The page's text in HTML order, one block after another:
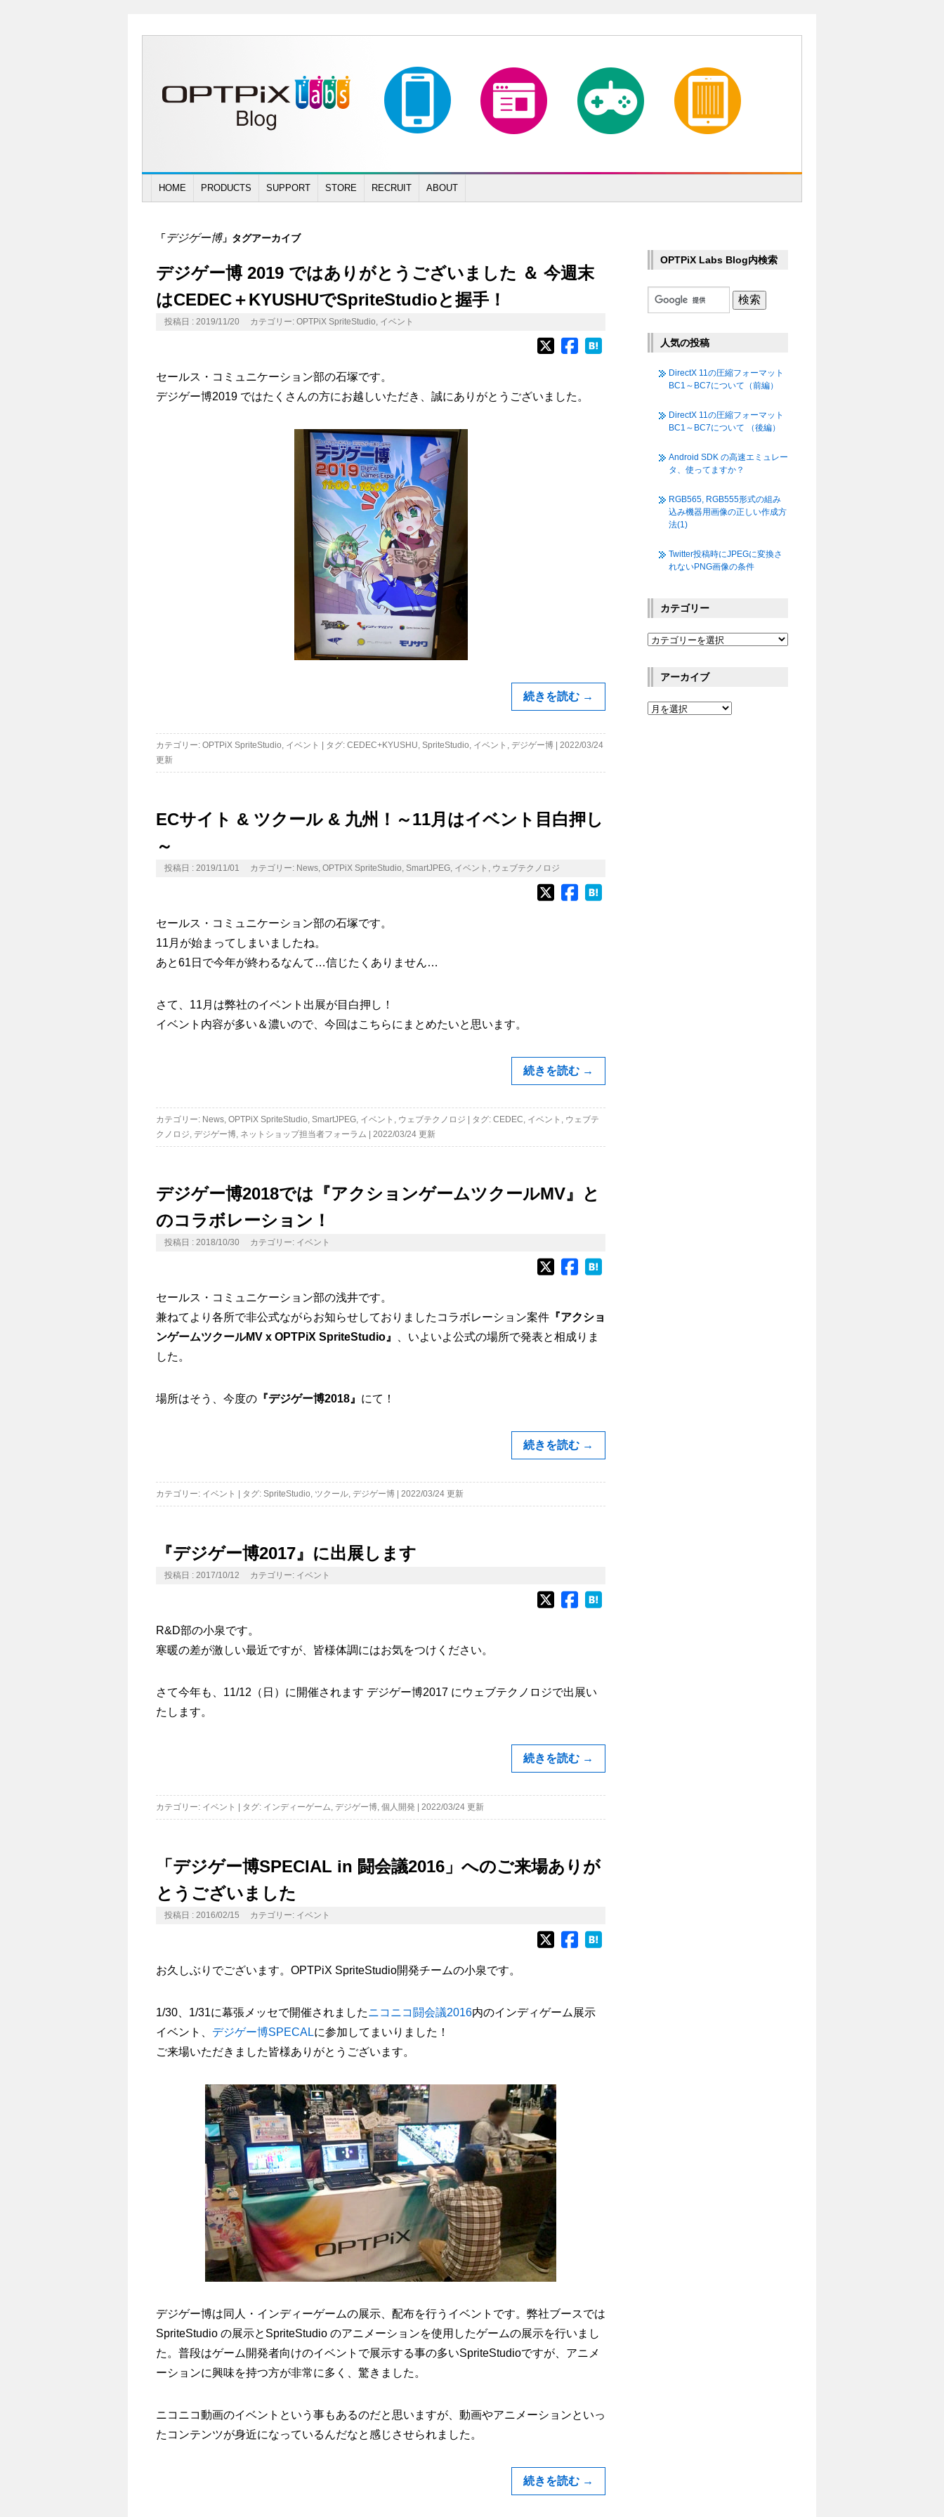
HOME PRODUCTS SUPPORT STORE RECRUIT ABOUT
「デジゲー博」タグアーカイブ
デジゲー博 2019 ではありがとうございました ＆ 今週末
はCEDEC＋KYUSHUでSpriteStudioと握手！
投稿日 : 2019/11/20 カテゴリー: OPTPiX SpriteStudio, イベント
セールス・コミュニケーション部の石塚です。
デジゲー博2019 ではたくさんの方にお越しいただき、誠にありがとうございました。
続きを読む →
カテゴリー: OPTPiX SpriteStudio, イベント タグ: CEDEC+KYUSHU, SpriteStudio, イベント , デジゲー博
2022/03/24
更新
ECサイト & ツクール & 九州！～11月はイベント目白押し
～
投稿日 : 2019/11/01 カテゴリー: News, OPTPiX SpriteStudio, SmartJPEG, イベント , ウェブテクノロジ
セールス・コミュニケーション部の石塚です。
11月が始まってしまいましたね。
あと61日で今年が終わるなんて…信じたくありません…
さて、11月は弊社のイベント出展が目白押し！
イベント内容が多い＆濃いので、今回はこちらにまとめたいと思います。
続きを読む →
カテゴリー: News, OPTPiX SpriteStudio, SmartJPEG, イベント , ウェブテクノロジ タグ: CEDEC, イベント , ウェブテ
クノロジ, デジゲー博, ネットショップ担当者フォーラム 2022/03/24 更新
デジゲー博2018では『アクションゲームツクールMV』と
のコラボレーション！
投稿日 : 2018/10/30 カテゴリー: イベント
セールス・コミュニケーション部の浅井です。
兼ねてより各所で非公式ながらお知らせしておりましたコラボレーション案件 『アクショ
ンゲームツクールMV x OPTPiX SpriteStudio』
、いよいよ公式の場所で発表と相成りま
した。
場所はそう、今度の 『デジゲー博2018』 にて！
続きを読む →
カテゴリー: イベント タグ: SpriteStudio, ツクール, デジゲー博 2022/03/24 更新
『デジゲー博2017』に出展します
投稿日 : 2017/10/12 カテゴリー: イベント
R&D部の小泉です。
寒暖の差が激しい最近ですが、皆様体調にはお気をつけください。
さて今年も、11/12（日）に開催されます デジゲー博2017 にウェブテクノロジで出展い
たします。
続きを読む →
カテゴリー: イベント タグ: インディーゲーム, デジゲー博, 個人開発 2022/03/24 更新
「デジゲー博SPECIAL in 闘会議2016」へのご来場ありが
とうございました
投稿日 : 2016/02/15 カテゴリー: イベント
お久しぶりでございます。OPTPiX SpriteStudio開発チームの小泉です。
1/30、1/31に幕張メッセで開催されましたニコニコ闘会議2016内のインディゲーム展示
イベント、 デジゲー博SPECALに参加してまいりました！
ご来場いただきました皆様ありがとうございます。
デジゲー博は同人・インディーゲームの展示、配布を行うイベントです。弊社ブースでは
SpriteStudio の展示とSpriteStudio のアニメーションを使用したゲームの展示を行いまし
た。普段はゲーム開発者向けのイベントで展示する事の多いSpriteStudioですが、アニメ
ーションに興味を持つ方が非常に多く、驚きました。
ニコニコ動画のイベントという事もあるのだと思いますが、動画やアニメーションといっ
たコンテンツが身近になっているんだなと感じさせられました。
続きを読む →
OPTPiX Labs Blog内検索
人気の投稿
DirectX 11の圧縮フォーマット
BC1～BC7について（前編）
DirectX 11の圧縮フォーマット
BC1～BC7について （後編）
Android SDK の高速エミュレー
タ、使ってますか？
RGB565, RGB555形式の組み
込み機器用画像の正しい作成方
法(1)
Twitter投稿時にJPEGに変換さ
れないPNG画像の条件
カテゴリー
アーカイブ